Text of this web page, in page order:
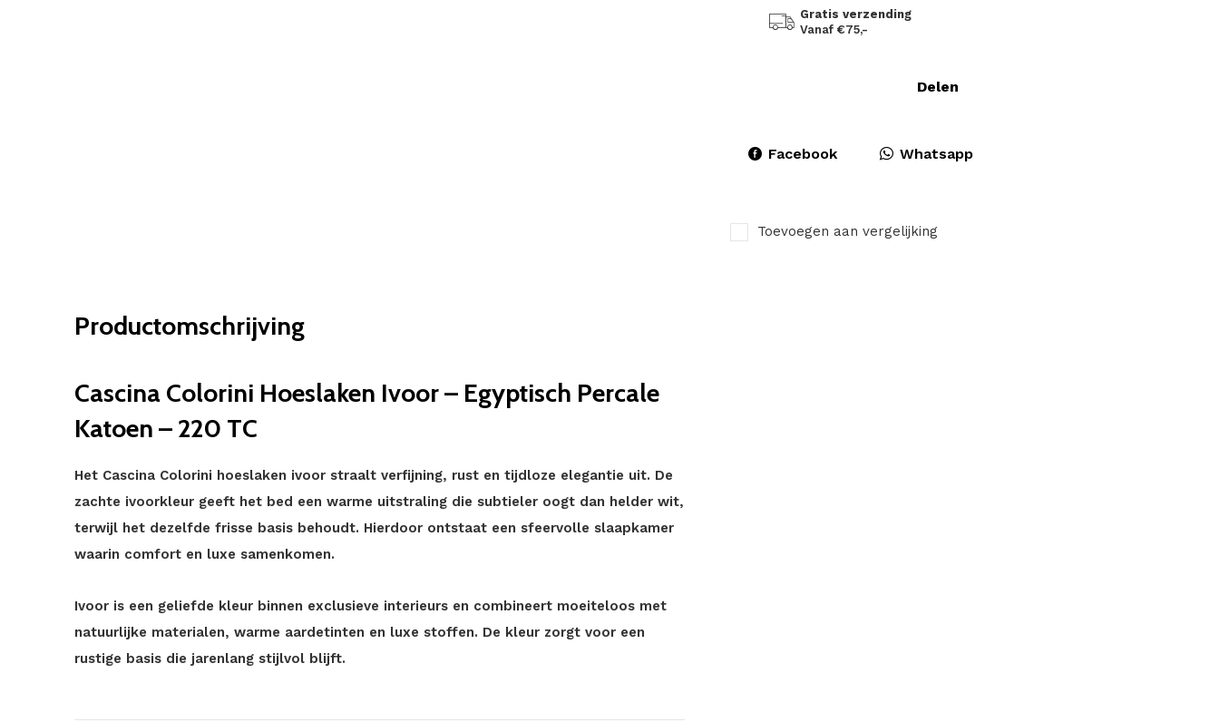
Gratis verzending
Vanaf €75,-
Delen
Facebook Whatsapp
Toevoegen aan vergelijking
Productomschrijving
Cascina Colorini Hoeslaken Ivoor – Egyptisch Percale
Katoen – 220 TC
Het Cascina Colorini hoeslaken ivoor straalt verfijning, rust en tijdloze elegantie uit. De
zachte ivoorkleur geeft het bed een warme uitstraling die subtieler oogt dan helder wit,
terwijl het dezelfde frisse basis behoudt. Hierdoor ontstaat een sfeervolle slaapkamer
waarin comfort en luxe samenkomen.
Ivoor is een geliefde kleur binnen exclusieve interieurs en combineert moeiteloos met
natuurlijke materialen, warme aardetinten en luxe stoffen. De kleur zorgt voor een
rustige basis die jarenlang stijlvol blijft.